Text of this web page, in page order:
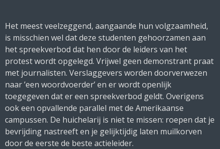
Het meest veelzeggend, aangaande hun volgzaamheid,
is misschien wel dat deze studenten gehoorzamen aan
het spreekverbod dat hen door de leiders van het
protest wordt opgelegd. Vrijwel geen demonstrant praat
met journalisten. Verslaggevers worden doorverwezen
naar ’een woordvoerder’ en er wordt openlijk
toegegeven dat er een spreekverbod geldt. Overigens
ook een opvallende parallel met de Amerikaanse
campussen. De huichelarij is niet te missen: roepen dat je
bevrijding nastreeft en je gelijktijdig laten muilkorven
door de eerste de beste actieleider.